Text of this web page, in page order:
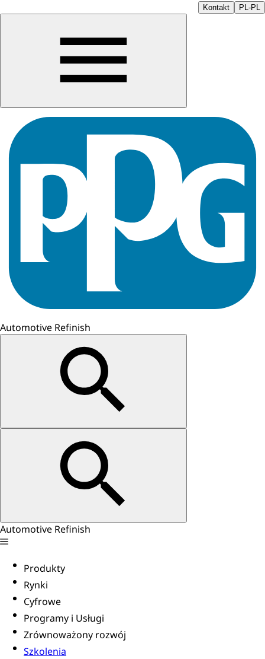
Kontakt PL-PL
Automotive Refinish
Automotive Refinish
Produkty
Rynki
Cyfrowe
Programy i Usługi
Zrównoważony rozwój
Szkolenia